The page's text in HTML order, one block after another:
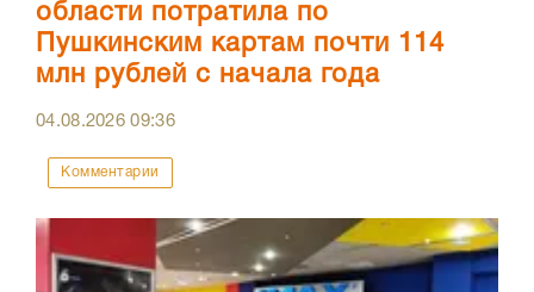
области потратила по
Пушкинским картам почти 114
млн рублей с начала года
04.08.202609:36
Комментарии